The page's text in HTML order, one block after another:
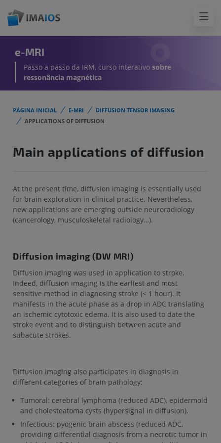
e-MRI
Passo a passo da IRM, curso interativo sobre
ressonância magnética
PÁGINA INICIAL E-MRI
DIFFUSION TENSOR IMAGING
APPLICATIONS OF DIFFUSION
Main applications of diffusion
At the present time, diffusion imaging is essentially used
for brain exploration in clinical practice. Nevertheless,
new applications are emerging outside neuroradiology
(cancerology, musculoskeletal radiology…).
Diffusion imaging (DW MRI)
Diffusion imaging was used in application to stroke.
Indeed, diffusion imaging is the earliest and most
sensitive method in diagnosing stroke (< 1 hour). It
manifests in the acute phase as a drop in ADC translating
an ischemic cytotoxic edema. It is also used to date the
stroke event and to distinguish between acute and
subacute strokes.
Diffusion imaging also participates in diagnosis in
different categories of brain pathology:
Tumoral: cerebral lymphoma (reduced ADC), epidermoid
and cholesteatoma cysts (hypersignal in diffusion).
Infectious: pyogenic brain abscess (reduced ADC,
providing differential diagnosis from a necrotic tumor in